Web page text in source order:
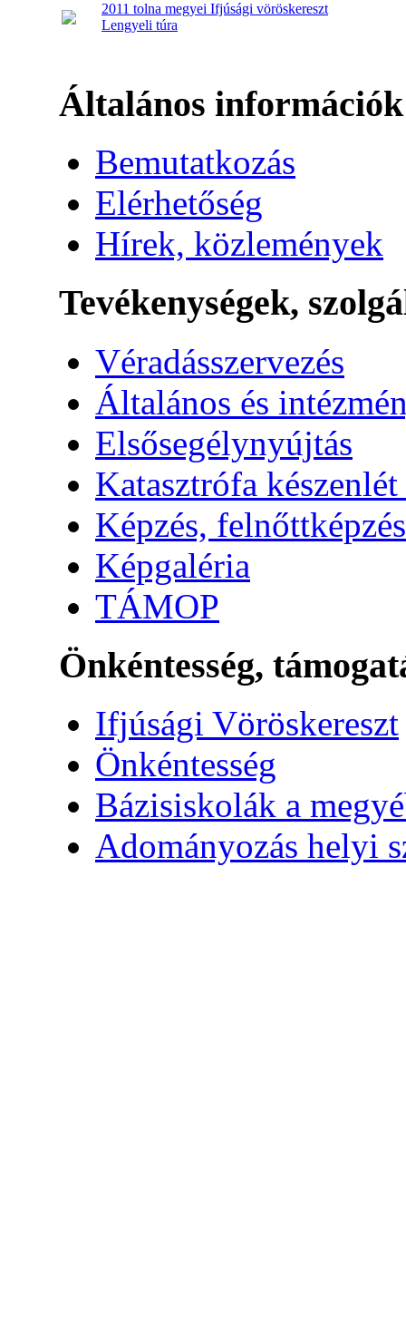
2011 tolna megyei Ifjúsági vöröskereszt
Lengyeli túra
Általános információk
Bemutatkozás
Elérhetőség
Hírek, közlemények
Tevékenységek,
Véradásszervezés
Általános és
Elsősegélynyújtás
Katasztrófa
Képzés, felnőttképzés
Képgaléria
TÁMOP
Önkéntesség,
Ifjúsági Vöröskereszt
Önkéntesség
Bázisiskolák a
Adományozás helyi